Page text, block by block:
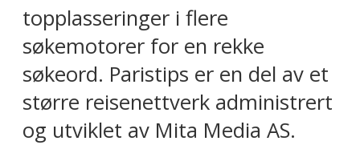
topplasseringer i flere
søkemotorer for en rekke
søkeord. Paristips er en del av et
større reisenettverk administrert
og utviklet av Mita Media AS.